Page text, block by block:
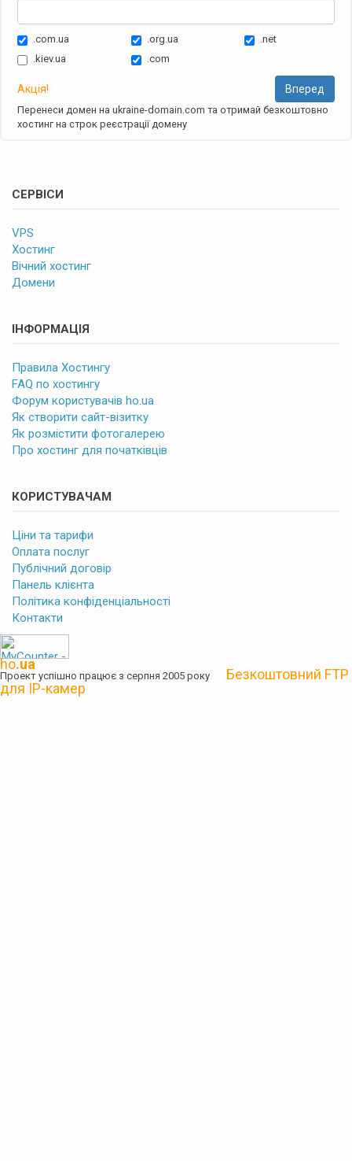
.com.ua
.kiev.ua
.org.ua
.com
.net
Акція! Вперед
Перенеси домен на ukraine-domain.com та отримай безкоштовно
хостинг на строк реєстрації домену
СЕРВІСИ
VPS
Хостинг
Вічний хостинг
Домени
ІНФОРМАЦІЯ
Правила Хостингу
FAQ по хостингу
Форум користувачів ho.ua
Як створити сайт-візитку
Як розмістити фотогалерею
Про хостинг для початківців
КОРИСТУВАЧАМ
Ціни та тарифи
Оплата послуг
Публічний договір
Панель клієнта
Політика конфіденціальності
Контакти
ho.ua
Проект успішно працює з серпня 2005 року Безкоштовний FTP
для IP-камер